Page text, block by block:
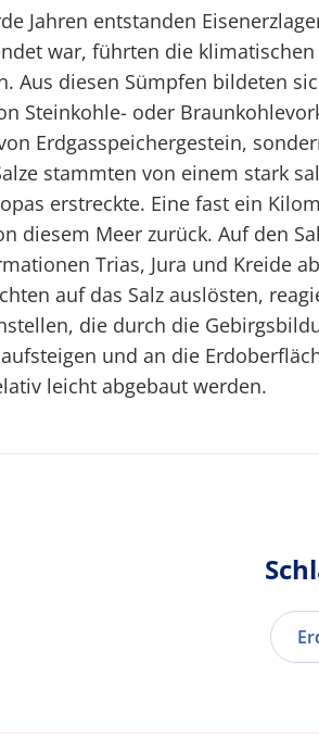
Jahren entstanden
war, führten die
Aus diesen Sümpfen bildeten
Steinkohle- oder
Erdgasspeichergestein,
stammten von einem stark
erstreckte. Eine fast ein
diesem Meer zurück. Auf den
Trias, Jura und Kreide
auf das Salz auslösten,
die durch die
und an die
leicht abgebaut werden.